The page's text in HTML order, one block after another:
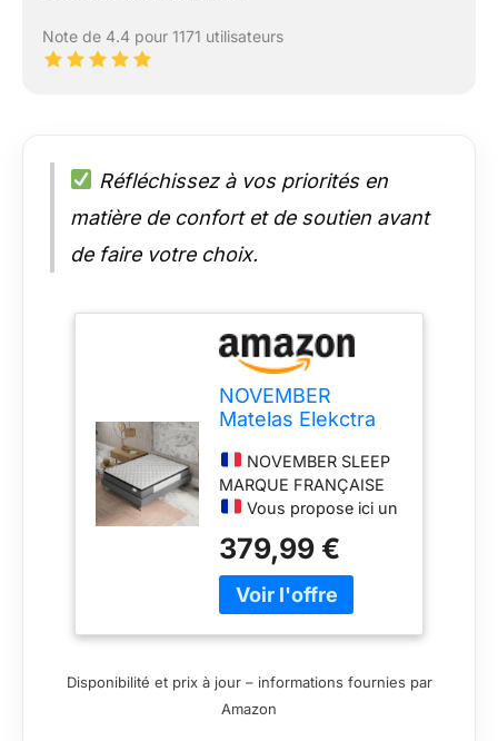
Note de 4.4 pour 1171 utilisateurs
Réfléchissez à vos priorités en
matière de confort et de soutien avant
de faire votre choix.
NOVEMBER
Matelas Elekctra
Épaisseur 30cm-
Hybride: Ressorts
ensachés+Mousse
Mémoire de Forme
- Soutien Tonique
& indépendance
de Couchage-
Label
bactérien/acarien)
NOVEMBER SLEEP
MARQUE FRANÇAISE
Vous propose ici un
EXTREMEMENT
DURABLE dans le
temps de par sa
individuellement -
L’épaisseur totale de 30
379,99 €
Disponibilité et prix à jour – informations fournies par
Amazon